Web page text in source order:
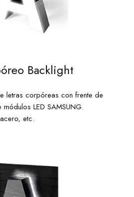
Backlight
letras corpóreas con frente de
LED SAMSUNG.
etc.